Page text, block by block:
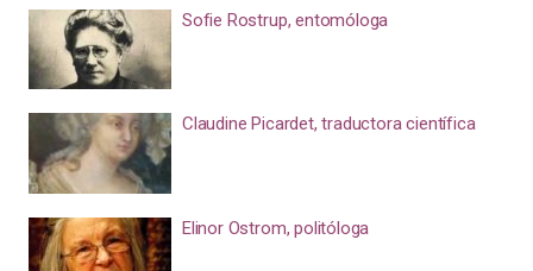
Sofie Rostrup, entomóloga
Claudine Picardet, traductora científica
Elinor Ostrom, politóloga